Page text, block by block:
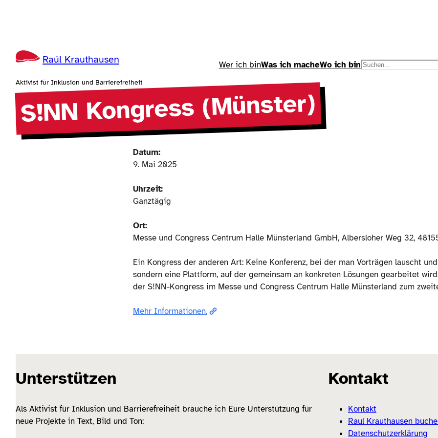
Raúl Krauthausen
Aktivist für Inklusion und Barrierefreiheit
Wer ich binWas ich macheWo ich binS
S!NN Kongress (Münster)
Datum:
9. Mai 2025
Uhrzeit:
Ganztägig
Ort:
Messe und Congress Centrum Halle Münsterland GmbH, Albersloher Weg 32,
Ein Kongress der anderen Art: Keine Konferenz, bei der man Vorträgen lauscht
sondern eine Plattform, auf der gemeinsam an konkreten Lösungen gearbeitet
der S!NN-Kongress im Messe und Congress Centrum Halle Münsterland zum
Mehr Informationen.
Unterstützen
Als Aktivist für Inklusion und Barrierefreiheit brauche ich Eure Unterstützung für
neue Projekte in Text, Bild und Ton:
Kontakt
Kontakt
Raul Krauthausen
Datenschutzerklärung